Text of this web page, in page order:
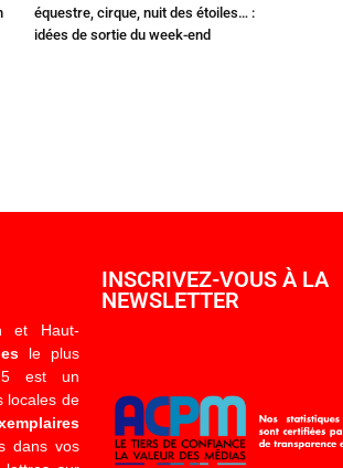
équestre, cirque, nuit des étoiles… :
idées de sortie du week-end
et Haut-
le plus
est un
locales de
dans vos
INSCRIVEZ-VOUS À LA
NEWSLETTER